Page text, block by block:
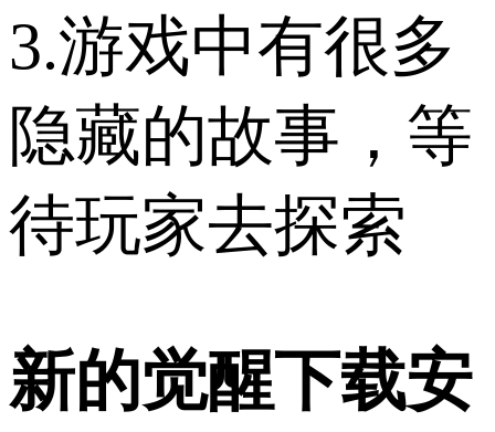
3.游戏中有很多
隐藏的故事，等
待玩家去探索
新的觉醒下载安